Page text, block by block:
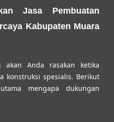
Jasa Pembuatan
Kabupaten Muara
akan Anda rasakan ketika
konstruksi spesialis. Berikut
mengapa dukungan